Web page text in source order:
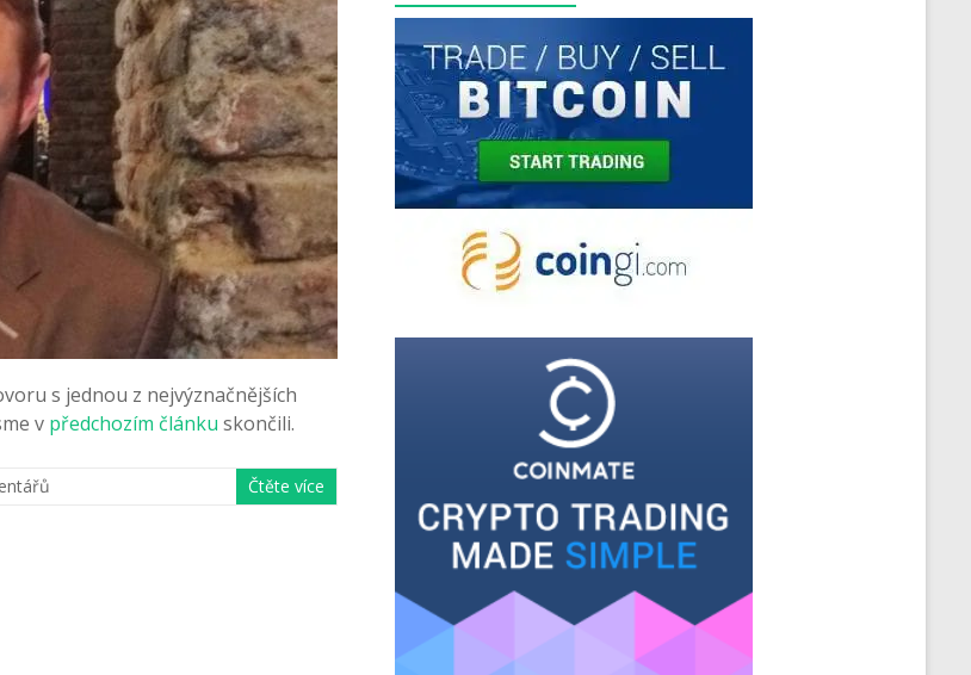
s jednou z nejvýznačnějších
v předchozím článku skončili.
Čtěte více